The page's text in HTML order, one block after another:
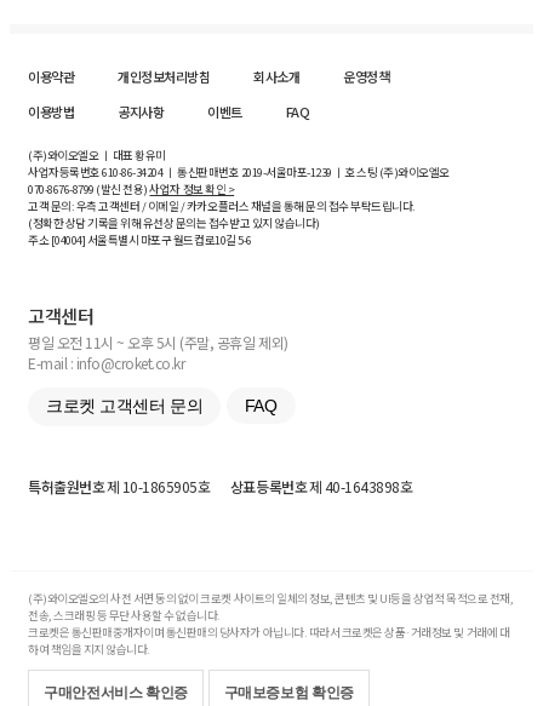
이용약관 개인정보처리방침 회사소개
운영정책
이용방법
공지사항 이벤트 FAQ
(주)와이오엘오 ㅣ 대표 황유미
사업자등록번호610-86-34204ㅣ 통신판매번호 2019-서울마포-1239 ㅣ 호스팅 (주)와이오엘오
070-8676-8799 (발신 전용)사업자 정보 확인 >
고객 문의: 우측 고객센터 / 이메일 / 카카오플러스 채널을 통해 문의 접수 부탁드립니다.
(정확한 상담 기록을 위해 유선상 문의는 접수받고 있지 않습니다)
주소 [04004] 서울특별시 마포구 월드컵로10길5-6
고객센터
평일 오전 11시 ~ 오후 5시 (주말, 공휴일 제외)
E-mail : info@croket.co.kr
크로켓 고객센터 문의 FAQ
특허출원번호제 10-1865905호 상표등록번호제 40-1643898호
(주)와이오엘오의 사전 서면 동의 없이 크로켓 사이트의 일체의 정보, 콘텐츠 및 UI등을 상업적 목적으로 전재,
전송, 스크래핑 등 무단 사용할 수 없습니다.
크로켓은 통신판매중개자이며 통신판매의 당사자가 아닙니다. 따라서 크로켓은 상품·거래정보 및 거래에 대
하여 책임을 지지 않습니다.
구매안전서비스 확인증 구매보증보험 확인증